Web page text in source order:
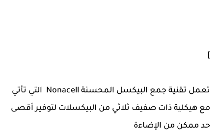
]
تعمل تقنية جمع البيكسل المحسنة Nonacell التي تأتي
مع هيكلية ذات صفيف ثلاثي من البيكسلات لتوفير أقصى
حد ممكن من الإضاءة